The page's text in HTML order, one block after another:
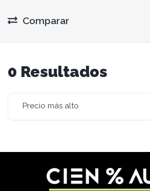
Comparar
0 Resultados
Precio más alto